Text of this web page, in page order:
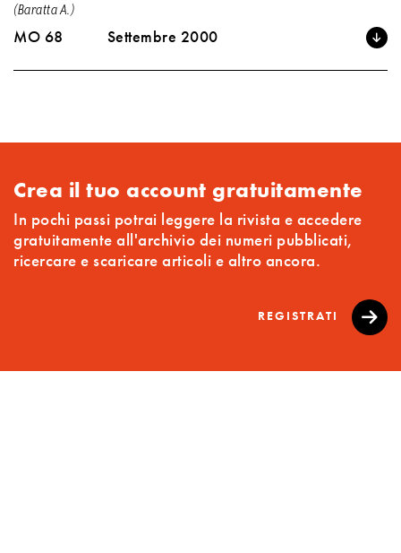
(Baratta A.)
MO 68 Settembre 2000
Crea il tuo account gratuitamente
In pochi passi potrai leggere la rivista e accedere
gratuitamente all'archivio dei numeri pubblicati,
ricercare e scaricare articoli e altro ancora.
REGISTRATI